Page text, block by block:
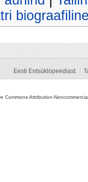
Eesti Entsüklopeediast
Commons Attribution-